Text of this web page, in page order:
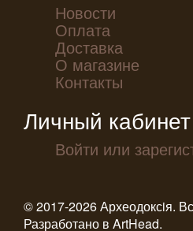
Новости
Оплата
Доставка
О магазине
Контакты
Личный кабинет
Войти или
© 2017-2026 Археодоксiя.
Разработано в ArtHead.